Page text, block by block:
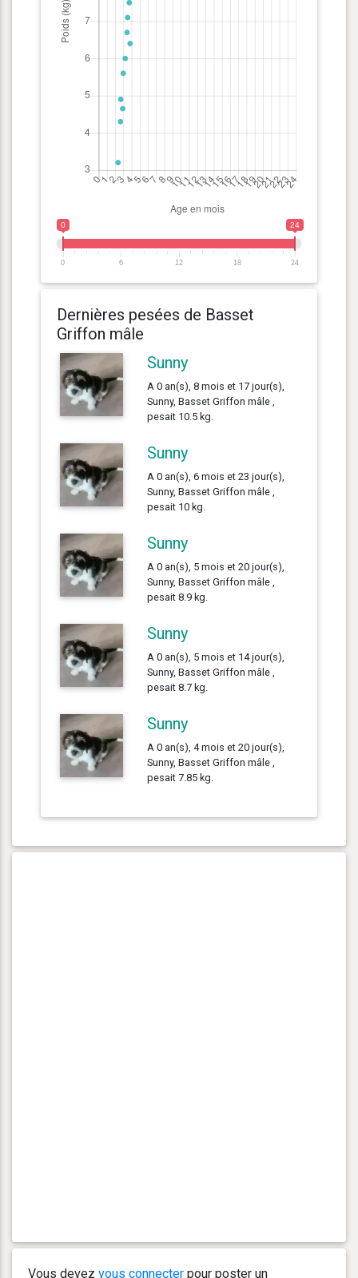
0 24
0 6 12 18 24
Dernières pesées de Basset
Griffon mâle
Sunny
A 0 an(s), 8 mois et 17 jour(s),
Sunny, Basset Griffon mâle ,
pesait 10.5 kg.
Sunny
A 0 an(s), 6 mois et 23 jour(s),
Sunny, Basset Griffon mâle ,
pesait 10 kg.
Sunny
A 0 an(s), 5 mois et 20 jour(s),
Sunny, Basset Griffon mâle ,
pesait 8.9 kg.
Sunny
A 0 an(s), 5 mois et 14 jour(s),
Sunny, Basset Griffon mâle ,
pesait 8.7 kg.
Sunny
A 0 an(s), 4 mois et 20 jour(s),
Sunny, Basset Griffon mâle ,
pesait 7.85 kg.
Vous devez vous connecter pour poster un